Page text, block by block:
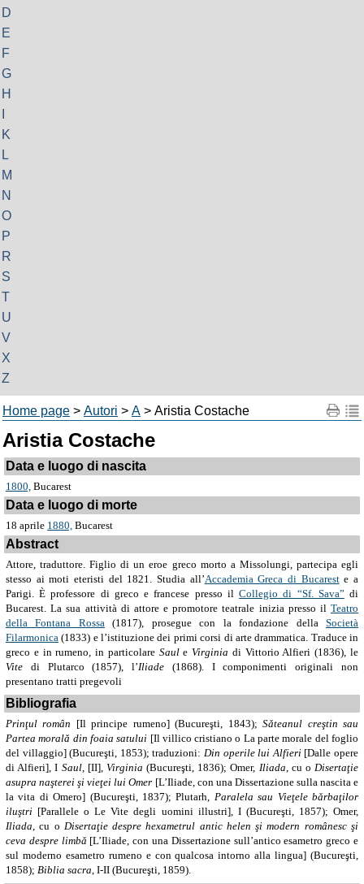
D
E
F
G
H
K
L
M
N
O
P
R
S
T
U
V
X
Z
Home page > Autori > A > Aristia Costache
Aristia Costache
Data e luogo di nascita
1800, Bucarest
Data e luogo di morte
18 aprile 1880, Bucarest
Abstract
Attore, traduttore. Figlio di un eroe greco morto a Missolungi, partecipa egli
stesso ai moti eteristi del 1821. Studia all’Accademia Greca di Bucareste a
Parigi. È professore di greco e francese presso ilCollegio di “Sf. Sava” di
Bucarest. La sua attività di attore e promotore teatrale inizia presso il Teatro
della Fontana Rossa(1817), prosegue con la fondazione dellaSocietà
Filarmonica (1833) e l’istituzione dei primi corsi di arte drammatica. Traduce in
greco e in rumeno, in particolare SauleVirginia di Vittorio Alfieri (1836), le
Vite di Plutarco (1857), l’Iliade (1868). I componimenti originali non
presentano tratti pregevoli
Bibliografia
Prinţul român [Il principe rumeno] (Bucureşti, 1843);Sǎteanul creştin sau
Partea moralǎ din foaia satului [Il villico cristiano o La parte morale del foglio
del villaggio] (Bucureşti, 1853); traduzioni: Din operile lui Alfieri[Dalle opere
di Alfieri], I Saul, [II], Virginia (Bucureşti, 1836); Omer, Iliada, cu oDisertaţie
asupra naşterei şi vieţei lui Omer [L’Iliade, con una Dissertazione sulla nascita e
la vita di Omero] (Bucureşti, 1837); Plutarh, Paralela sau Vieţele bǎrbaţilor
iluştri [Parallele o Le Vite degli uomini illustri], I (Bucureşti, 1857); Omer,
Iliada, cu o Disertaţie despre hexametrul antic helen şi modern românesc şi
ceva despre limbǎ [L’Iliade, con una Dissertazione sull’antico esametro greco e
sul moderno esametro rumeno e con qualcosa intorno alla lingua] (Bucureşti,
1858); Biblia sacra, I-II (Bucureşti, 1859).